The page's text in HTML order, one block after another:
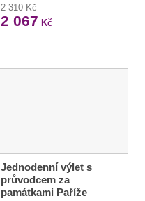
2 310 Kč
2 067 Kč
Jednodenní výlet s
průvodcem za
památkami Paříže